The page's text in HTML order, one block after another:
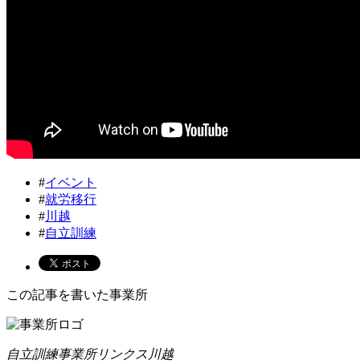
#イベント
#就労移行
#川越
#自立訓練
この記事を書いた事業所
自立訓練事業所リンクス川越